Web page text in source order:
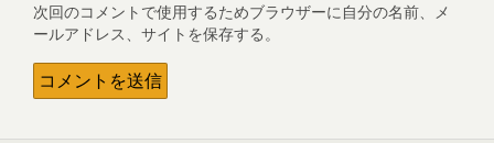
次回のコメントで使用するためブラウザーに自分の名前、メ
ールアドレス、サイトを保存する。